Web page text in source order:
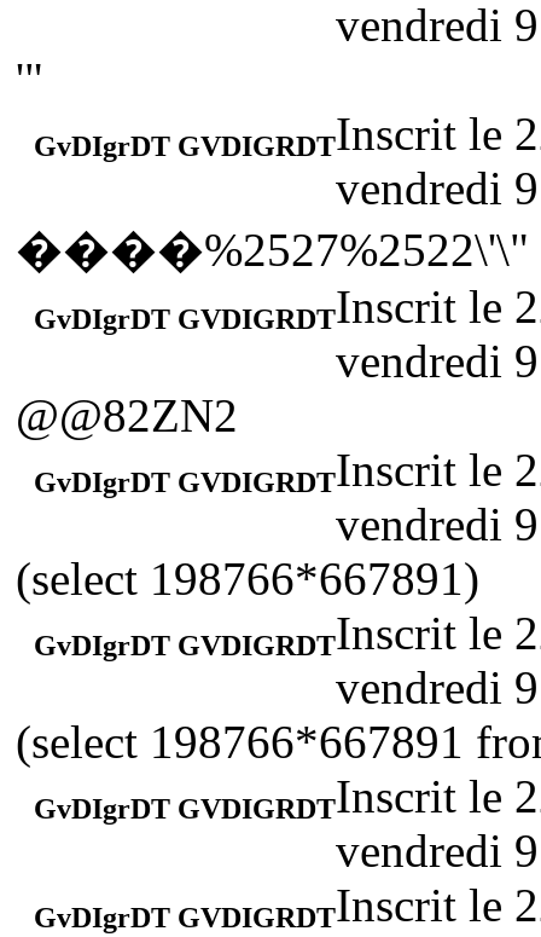
vendredi
'"
GvDIgrDT GVDIGRDTInscrit le
vendredi
����%2527%2522\'\"
GvDIgrDT GVDIGRDTInscrit le
vendredi
@@82ZN2
GvDIgrDT GVDIGRDTInscrit le
vendredi
(select 198766*667891)
GvDIgrDT GVDIGRDTInscrit le
vendredi
(select 198766*667891
GvDIgrDT GVDIGRDTInscrit le
vendredi
GvDIgrDT GVDIGRDTInscrit le